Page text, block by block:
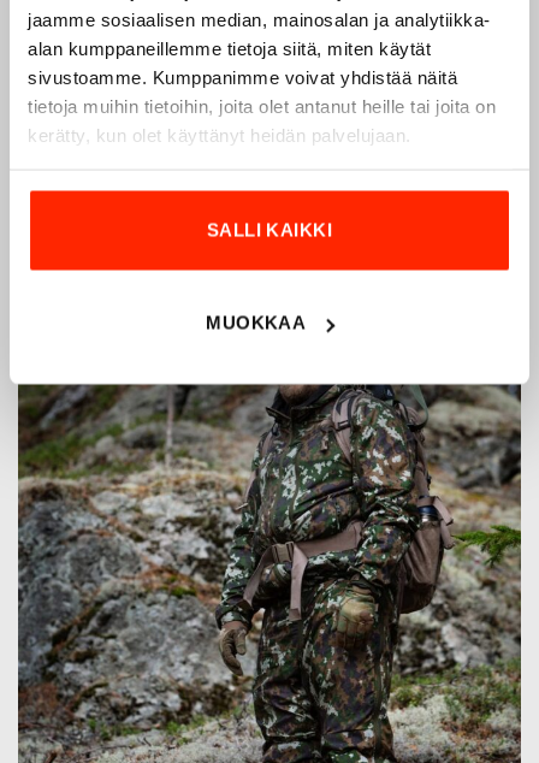
jaamme sosiaalisen median, mainosalan ja analytiikka-
alan kumppaneillemme tietoja siitä, miten käytät
sivustoamme. Kumppanimme voivat yhdistää näitä
tietoja muihin tietoihin, joita olet antanut heille tai joita on
kerätty, kun olet käyttänyt heidän palvelujaan.
SALLI KAIKKI
MUOKKAA
jotka on kehitetty vuosikymmenten kokemuksella
puolustusvoimien ja poliisin sopimusvalmistajana.
Origopro
:n tuotteet on suunniteltu yhteistyössä käyttäjien
ja erikoisammattilaisten kanssa, joiden kokemus inspiroi
innovoimaan entistä parempia ratkaisuja.